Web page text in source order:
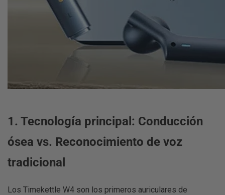
W4 IA
1. Tecnología principal: Conducción
ósea vs. Reconocimiento de voz
tradicional
Los Timekettle W4 son los primeros auriculares de